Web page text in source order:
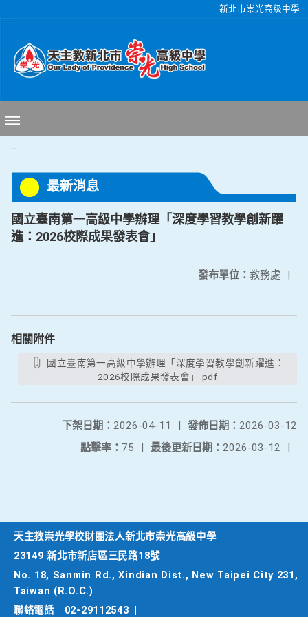
新北市崇光高級中學
:::
最新消息
國立臺南第一高級中學辦理「深度學習教學創新躍
進：2026校際成果發表會」
發布單位： 教務處 |
相關附件
2026校際成果發表會」.pdf
發佈日期： 2026-03-12
下架日期： 2026-04-11
|
最後更新日期： 2026-03-12 |
點擊率： 75 |
天主教崇光學校財團法人新北市崇光高級中學
23149 新北市新店區三民路18號
No. 18, Sanmin Rd., Xindian Dist., New Taipei City 231,
Taiwan (R.O.C.)
聯絡電話
02-29112543